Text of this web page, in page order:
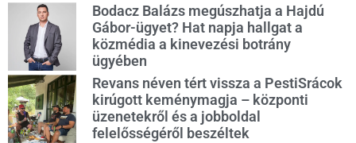
Bodacz Balázs megúszhatja a Hajdú
Gábor-ügyet? Hat napja hallgat a
közmédia a kinevezési botrány
ügyében
Revans néven tért vissza a PestiSrácok
kirúgott keménymagja – központi
üzenetekről és a jobboldal
felelősségéről beszéltek